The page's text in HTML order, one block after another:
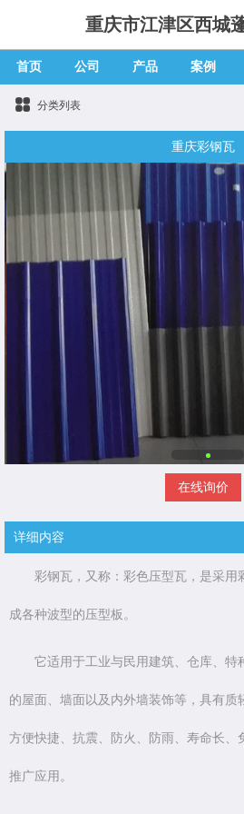
重庆市江津区西城
首页 公司 产品 案例
分类列表
重庆彩钢瓦
在线询价
详细内容
彩钢瓦，又称：彩色压型瓦，是采用
成各种波型的压型板。
它适用于工业与民用建筑、仓库、特
的屋面、墙面以及内外墙装饰等，具有质
方便快捷、抗震、防火、防雨、寿命长、
推广应用。